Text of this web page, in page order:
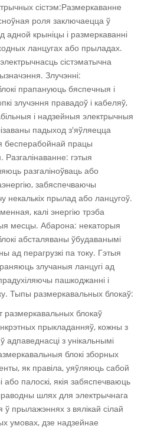
сістэм:Размеркаванне
роля заключаецца ў
адной крыніцы і размеркаванні
ланцугах або прыладах.
сістэматычна
Злучэнні:
прапануюць бяспечныя і
злучэння правадоў і кабеляў,
і надзейныя электрычныя
падыход з'яўляецца
бесперабойнай працы
Разгалінаванне: гэтыя
разгаліноўваць або
забяспечваючы
некалькіх прылад або ланцугоў.
калі энергію трэба
месцы. Абарона: некаторыя
абсталяваны ўбудаванымі
ад перагрузкі па току. Гэтыя
злучаныя ланцугі ад
пашкоджанні і
Тыпы размеркавальных блокаў:
блокаў
прыкладанняў, кожны з
адпаведнасці з унікальнымі
блокі зборных
як правіла, уяўляюць сабой
або палоскі, якія забяспечваюць
шлях для электрычнага
прылажэннях з вялікай сілай
умовах, дзе надзейнае